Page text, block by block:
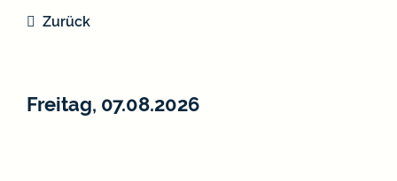
Zurück
Freitag, 07.08.2026